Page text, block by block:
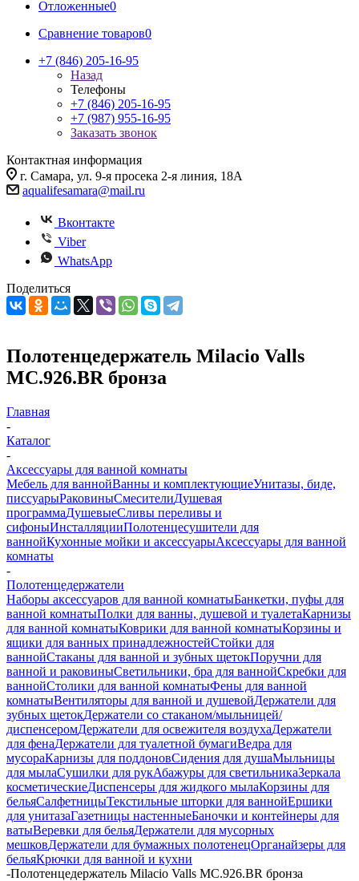
Отложенные0
Сравнение товаров0
+7 (846) 205-16-95
Назад
Телефоны
+7 (846) 205-16-95
+7 (987) 955-16-95
Заказать звонок
Контактная информация
г. Самара, ул. 9-я просека 2-я линия, 18А
aqualifesamara@mail.ru
Вконтакте
Viber
WhatsApp
Поделиться
Полотенцедержатель Milacio Valls
MC.926.BR бронза
Главная
-
Каталог
-
Аксессуары для ванной комнаты
Мебель для ваннойВанны и комплектующиеУнитазы, биде,
писсуарыРаковиныСмесителиДушевая
программаДушевыеСливы переливы и
сифоныИнсталляцииПолотенцесушители для
ваннойКухонные мойки и аксессуарыАксессуары для ванной
комнаты
-
Полотенцедержатели
Наборы аксессуаров для ванной комнатыБанкетки, пуфы для
ванной комнатыПолки для ванны, душевой и туалетаКарнизы
для ванной комнатыКоврики для ванной комнатыКорзины и
ящики для ванных принадлежностейСтойки для
ваннойСтаканы для ванной и зубных щетокПоручни для
ванной и раковиныСветильники, бра для ваннойСкребки для
ваннойСтолики для ванной комнатыФены для ванной
комнатыВентиляторы для ванной и душевойДержатели для
зубных щетокДержатели со стаканом/мыльницей/
диспенсеромДержатели для освежителя воздухаДержатели
для фенаДержатели для туалетной бумагиВедра для
мусораКарнизы для поддоновСидения для душаМыльницы
для мылаСушилки для рукАбажуры для светильникаЗеркала
косметическиеДиспенсеры для жидкого мылаКорзины для
бельяСалфетницыТекстильные шторки для ваннойЕршики
для унитазаГазетницы настенныеБаночки и контейнеры для
ватыВеревки для бельяДержатели для мусорных
мешковДержатели для бумажных полотенецОрганайзеры для
бельяКрючки для ванной и кухни
-Полотенцедержатель Milacio Valls MC.926.BR бронза